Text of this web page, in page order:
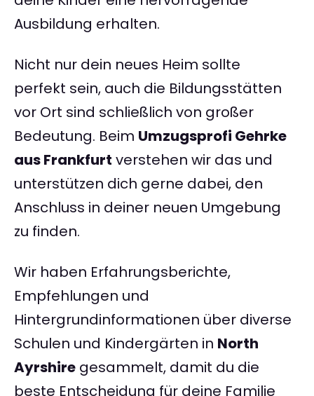
Ausbildung erhalten.
Nicht nur dein neues Heim sollte
perfekt sein, auch die Bildungsstätten
vor Ort sind schließlich von großer
Bedeutung. Beim Umzugsprofi Gehrke
aus Frankfurt verstehen wir das und
unterstützen dich gerne dabei, den
Anschluss in deiner neuen Umgebung
zu finden.
Wir haben Erfahrungsberichte,
Empfehlungen und
Hintergrundinformationen über diverse
Schulen und Kindergärten in North
Ayrshire gesammelt, damit du die
beste Entscheidung für deine Familie